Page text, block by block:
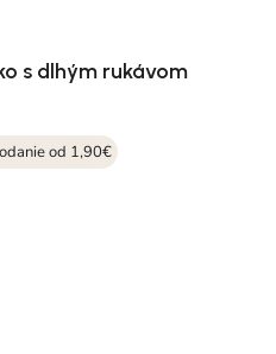
s dlhým rukávom
od 1,90€